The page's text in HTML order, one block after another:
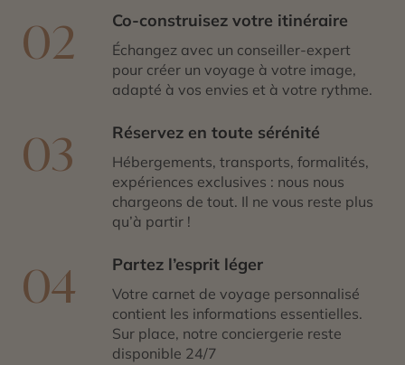
02 Co-construisez votre itinéraire
Échangez avec un conseiller-expert
pour créer un voyage à votre image,
adapté à vos envies et à votre rythme.
03 Réservez en toute sérénité
Hébergements, transports, formalités,
expériences exclusives : nous nous
chargeons de tout. Il ne vous reste plus
qu’à partir !
04 Partez l’esprit léger
Votre carnet de voyage personnalisé
contient les informations essentielles.
Sur place, notre conciergerie reste
disponible 24/7